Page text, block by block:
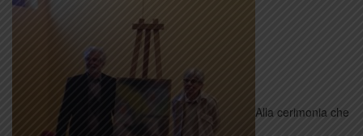
Alla cerimonia che